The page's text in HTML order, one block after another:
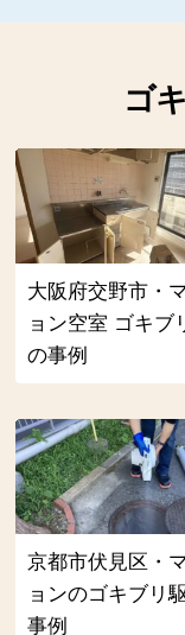
ゴ
大阪府交野市・
ョン空室 ゴキブ
の事例
京都市伏見区・
ョンのゴキブリ
事例